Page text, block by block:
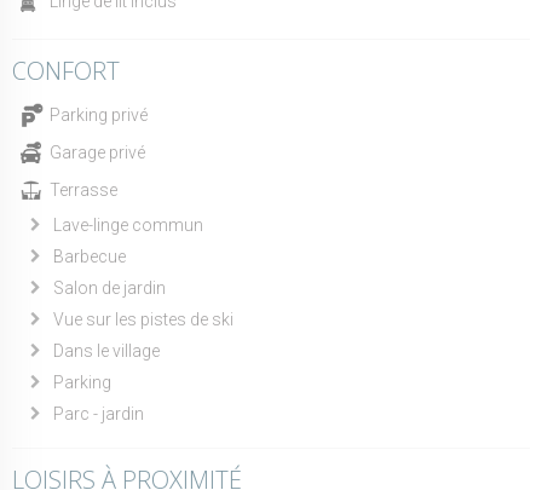
CONFORT
Parking privé
Garage privé
Terrasse
Lave-linge commun
Barbecue
Salon de jardin
Vue sur les pistes de ski
Dans le village
Parking
Parc - jardin
LOISIRS À PROXIMITÉ